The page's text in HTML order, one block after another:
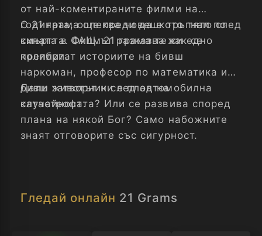
от най-коментираните филми на
годината, още преди да е тръгнал по
кината в САЩ. 21 грама тежи едно
колибри.
С 21 грама олеква човешкото тяло след
смъртта. Филмът разказва как се
преплитат историите на бивш
наркоман, професор по математика и
бивш затворник след автомобилна
катастрофа.
Дали животът ни е плод на
случайността? Или се развива според
плана на някой Бог? Само набожните
знаят отговорите със сигурност.
Гледай онлайн 21 Grams